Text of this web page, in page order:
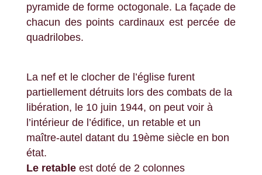
pyramide de forme octogonale. La façade de
chacun des points cardinaux est percée de
quadrilobes.
La nef et le clocher de l’église furent
partiellement détruits lors des combats de la
libération, le 10 juin 1944, on peut voir à
l’intérieur de l’édifice, un retable et un
maître-autel datant du 19ème siècle en bon
état.
Le retable est doté de 2 colonnes